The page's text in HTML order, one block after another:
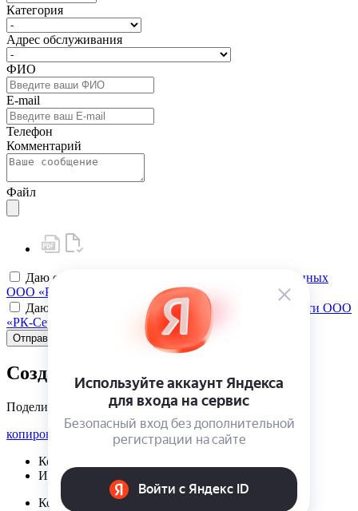
Категория
Адрес обслуживания
ФИО
E-mail
Телефон
Комментарий
Файл
Даю своё
согласие на обработку персональных данных
ООО «РК-Сервис»
Даю своё
согласие на политику конфиденциальности ООО
«РК-Сервис»
Отправить
Создать карту клиента
Поделиться
копировать ссылку
Корзина | {{ cart.items.value.length }}
Избранное | {{ initData.favoriteProducts.length }}
Корзина | {{ cart.items.value.length }}